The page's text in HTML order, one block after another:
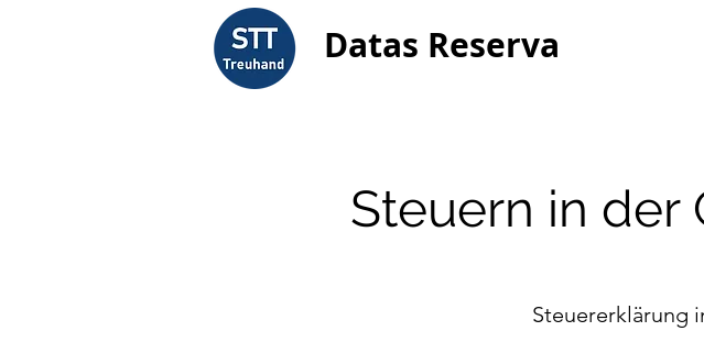
Datas Reserva
Steuern in der
Steuererklärung